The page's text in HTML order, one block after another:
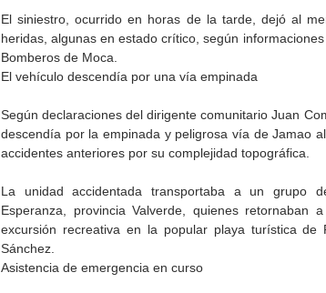
El siniestro, ocurrido en horas de la tarde, dejó al
heridas, algunas en estado crítico, según
Bomberos de Moca.
El vehículo descendía por una vía empinada
Según declaraciones del dirigente comunitario Juan
descendía por la empinada y peligrosa vía de Jamao
accidentes anteriores por su complejidad topográfica.
La unidad accidentada transportaba a un grupo
Esperanza, provincia Valverde, quienes
excursión recreativa en la popular playa turística de
Sánchez.
Asistencia de emergencia en curso